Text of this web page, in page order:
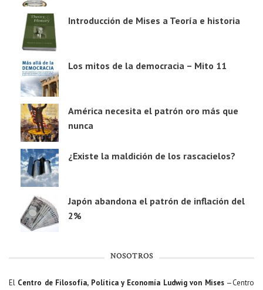
Introducción de Mises a Teoría e historia
Los mitos de la democracia – Mito 11
América necesita el patrón oro más que
nunca
¿Existe la maldición de los rascacielos?
Japón abandona el patrón de inflación del
2%
NOSOTROS
El Centro de Filosofía, Política y Economía Ludwig von Mises—Centro